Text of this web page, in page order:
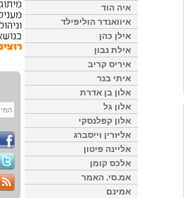
איה הוד
איוואנדר הוליפילד
אילן כהן
אילת נבון
איריס קריב
איתי בנר
אלון בן אדרת
אלון גל
אלון קפלנסקי
אליזרין וייסברג
אליינה פיטון
אלכס קומן
אמ.סי. האמר
אמינם